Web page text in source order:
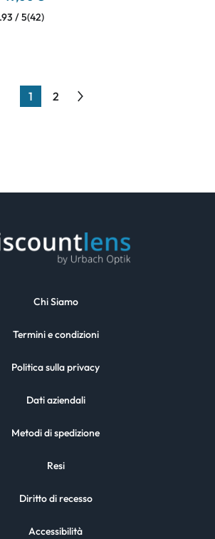
/ 5(42)
1 2
Chi Siamo
Termini e condizioni
Politica sulla privacy
Dati aziendali
Metodi di spedizione
Resi
Diritto di recesso
Accessibilità